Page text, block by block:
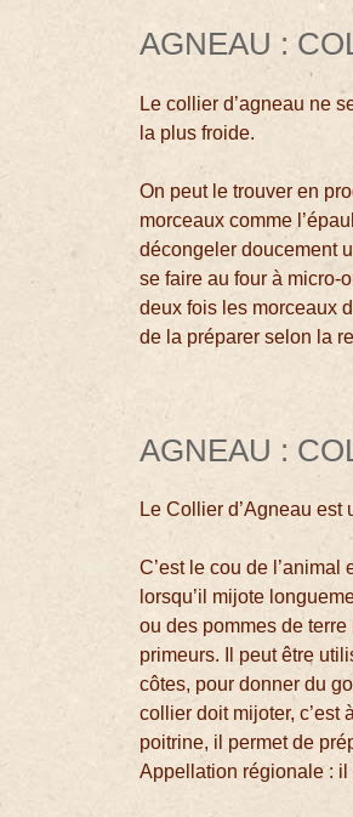
AGNEAU :
Le collier d’agneau ne
la plus froide.
On peut le trouver en
morceaux comme
décongeler doucement
se faire au four à micro-
deux fois les morceaux
de la préparer selon la
AGNEAU :
Le Collier d’Agneau
C’est le cou de
lorsqu’il mijote
ou des pommes de
primeurs. Il peut être
côtes, pour donner du
collier doit mijoter, c’est
poitrine, il permet de
Appellation régionale :